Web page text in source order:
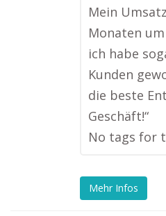
Mein
Monaten
ich habe
Kunden
die beste
Geschäft!“
No tags for
Mehr Infos